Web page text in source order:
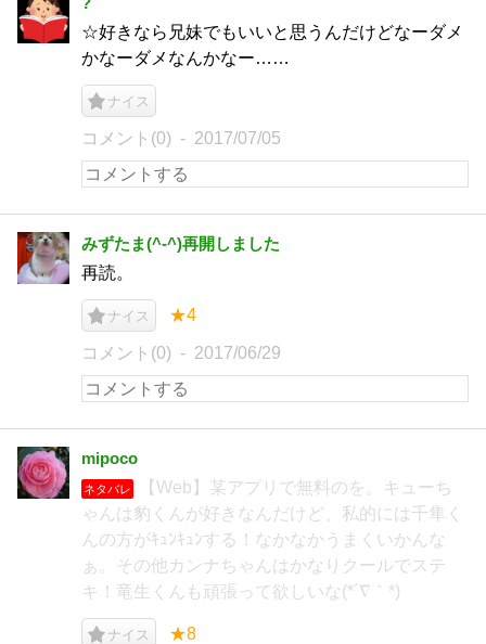
☆好きなら兄妹でもいいと思うんだけどなーダメ
かなーダメなんかなー……
ナイス
コメント(0) 2017/07/05
みずたま(^-^)再開しました
再読。
ナイス ★4
コメント(0) 2017/06/29
mipoco
ネタバレ
【Web】某アプリで無料のを。キューち
ゃんは豹くんが好きなんだけど、私的には千隼く
んの方がｷｭﾝｷｭﾝする！なかなかうまくいかんな
ぁ。その他カンナちゃんはかなりクールでステ
キ！竜生くんも頑張って欲しいな(*´∇｀*)
ナイス ★8